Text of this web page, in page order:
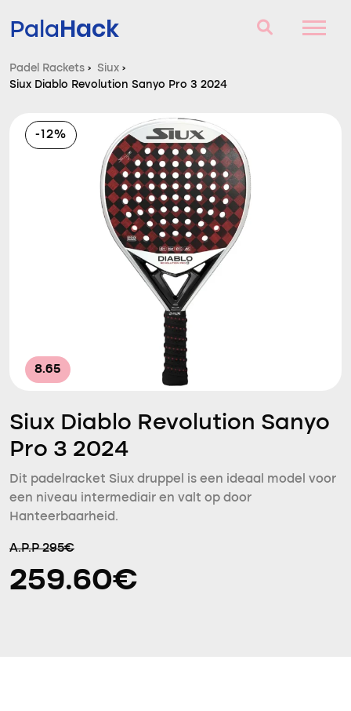
PalaHack
Padel Rackets
Vragen en antwoorden
Vergelijker
Padel Rackets › Siux ›
Siux Diablo Revolution Sanyo Pro 3 2024
-12%
8.65
Siux Diablo Revolution Sanyo
Pro 3 2024
Dit padelracket Siux druppel is een ideaal model voor
een niveau intermediair en valt op door
Hanteerbaarheid.
A.P.P 295€
259.60€